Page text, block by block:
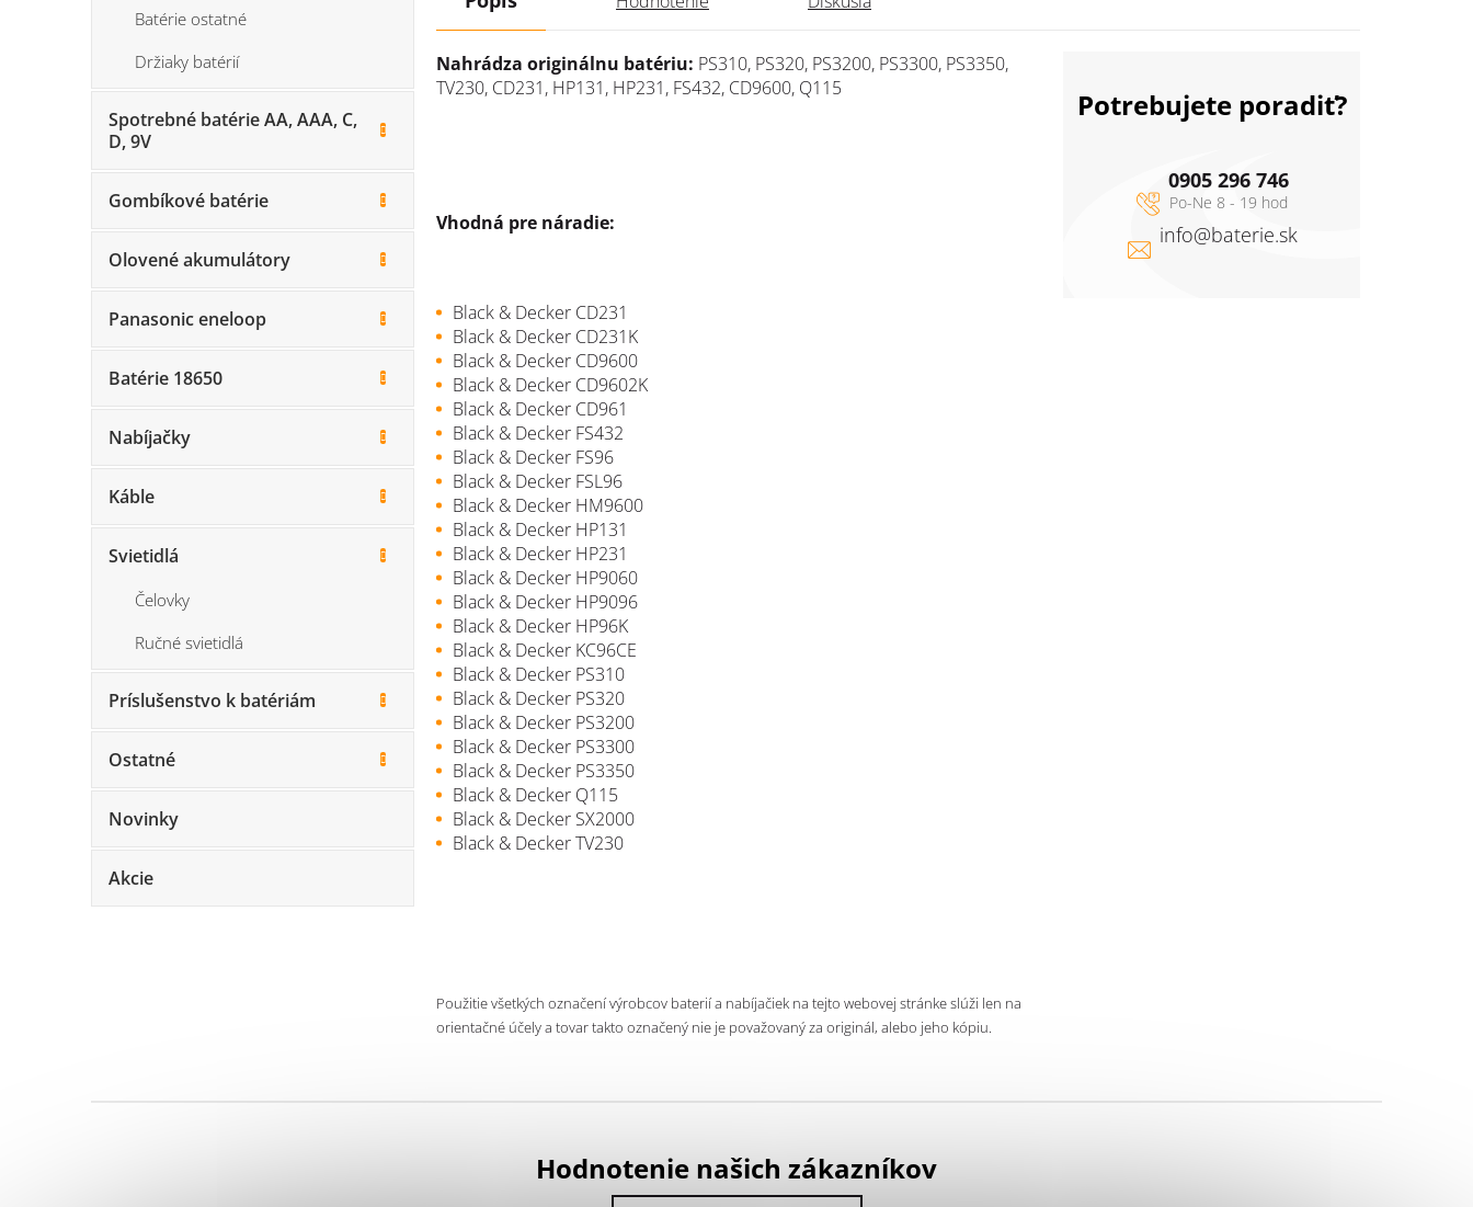
Batérie ostatné
Držiaky batérií
Spotrebné batérie AA, AAA, C,
D, 9V
Gombíkové batérie
Olovené akumulátory
Panasonic eneloop
Batérie 18650
Nabíjačky
Káble
Svietidlá
Čelovky
Ručné svietidlá
Príslušenstvo k batériám
Ostatné
Novinky
Akcie
Nahrádza originálnu batériu: PS310, PS320, PS3200, PS3300, PS3350,
TV230, CD231, HP131, HP231, FS432, CD9600, Q115
Vhodná pre náradie:
Black & Decker CD231
Black & Decker CD231K
Black & Decker CD9600
Black & Decker CD9602K
Black & Decker CD961
Black & Decker FS432
Black & Decker FS96
Black & Decker FSL96
Black & Decker HM9600
Black & Decker HP131
Black & Decker HP231
Black & Decker HP9060
Black & Decker HP9096
Black & Decker HP96K
Black & Decker KC96CE
Black & Decker PS310
Black & Decker PS320
Black & Decker PS3200
Black & Decker PS3300
Black & Decker PS3350
Black & Decker Q115
Black & Decker SX2000
Black & Decker TV230
Použitie všetkých označení výrobcov baterií a nabíjačiek na tejto webovej stránke slúži len na
orientačné účely a tovar takto označený nie je považovaný za originál, alebo jeho kópiu.
Potrebujete poradiť?
info@baterie.sk
0905 296 746
Hodnotenie našich zákazníkov